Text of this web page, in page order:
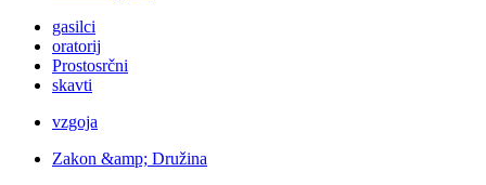
gasilci
oratorij
Prostosrčni
skavti
vzgoja
Zakon &amp; Družina